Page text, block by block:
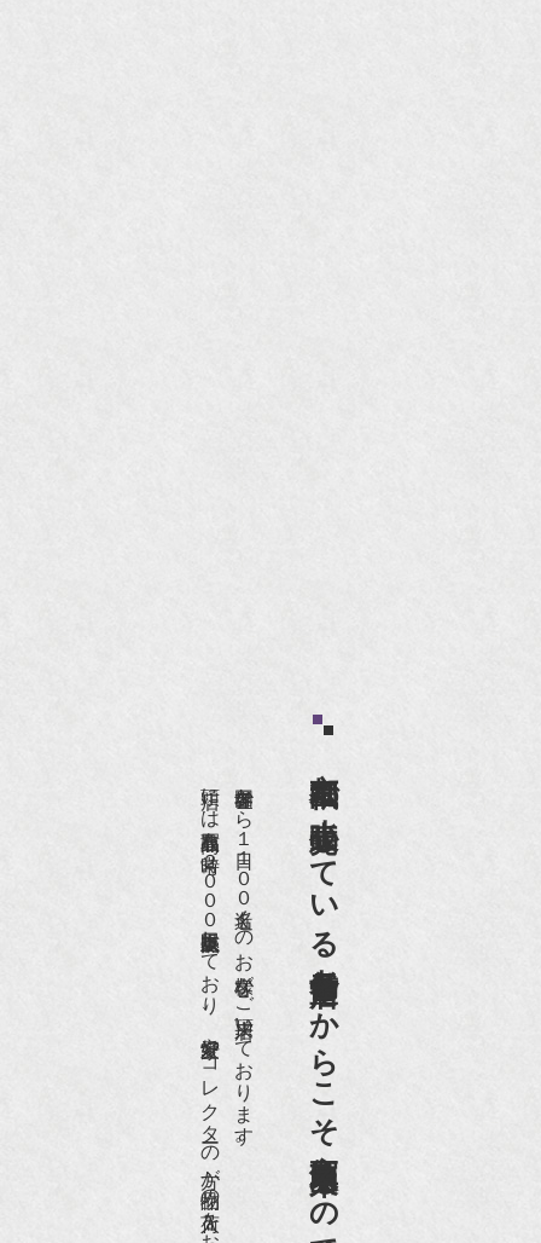
京都祇園で小売販売している
老舗骨董店だからこそ高価買取出来るのです。
世界各国から１日１００名近くのお客様がご来店頂いております。
店頭には買取商品を常時２０００点以上展示販売しており、
愛好家やコレクターの方が品物の入荷をお待ちです。